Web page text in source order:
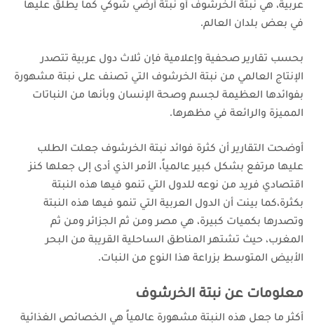
عربية، هي نبتة الخرشوف أو نبتة أرضي شوكي كما يطلق عليها
في بعض بلدان العالم.
بحسب تقارير صحفية وإعلامية فإن ثلاث دول عربية تتصدر
الإنتاج العالمي من نبتة الخرشوف التي تصنف على نبتة مشهورة
بفوائدها العظيمة لجسم وصحة الإنسان وبأنها من النباتات
المميزة والرائعة في مظهرها.
أوضحت التقارير أن كثرة فوائد نبتة الخرشوف جعلت الطلب
عليها مرتفع بشكل كبير عالمياً، الأمر الذي أدى إلى جعلها كنز
اقتصادي فريد من نوعه للدول التي تنمو فيها هذه النبتة
بكثرة،كما بينت أن الدول العربية التي تنمو فيها هذه النبتة
وتصدرها بكميات كبيرة، هي مصر ومن ثم الجزائر ومن ثم
المغرب، حيث تشتهر المناطق الساحلية القريبة من البحر
الأبيض المتوسط بزراعة هذا النوع من النبات.
معلومات عن نبتة الخرشوف
أكثر ما جعل هذه النبتة مشهورة عالمياً هي الخصائص الغذائية